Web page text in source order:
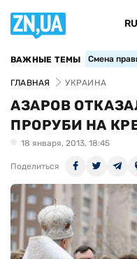
RU
ВАЖНЫЕ ТЕМЫ Смена
ГЛАВНАЯ УКРАИНА
АЗАРОВ
ПРОРУБИ НА
18 января, 2013, 18:45
Поделиться